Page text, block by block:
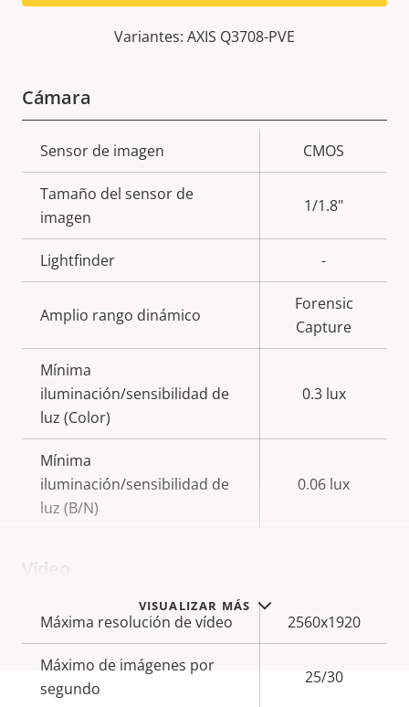
VISUALIZAR MÁS
Variantes: AXIS Q3708-PVE
Cámara
Descripción
de
propiedad
la
propiedad
Sensor de imagen CMOS
Tamaño del sensor de
imagen
1/1.8"
Lightfinder -
Amplio rango dinámico
Forensic
Capture
Mínima
iluminación/sensibilidad de
luz (Color)
0.3 lux
Mínima
iluminación/sensibilidad de
luz (B/N)
0.06 lux
Vídeo
Descripción
de
propiedad
Valor de
la
propiedad
Máxima resolución de vídeo 2560x1920
Máximo de imágenes por
segundo
25/30